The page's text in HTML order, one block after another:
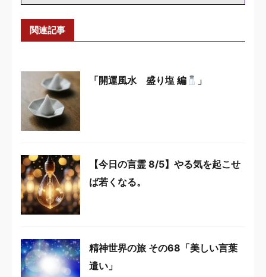
関連記事
「開運風水 盛り塩 編 」
【今日の言霊 8/5】やる気を起こせ
ば若くなる。
精神世界の旅 その68「美しい言葉
遣い」